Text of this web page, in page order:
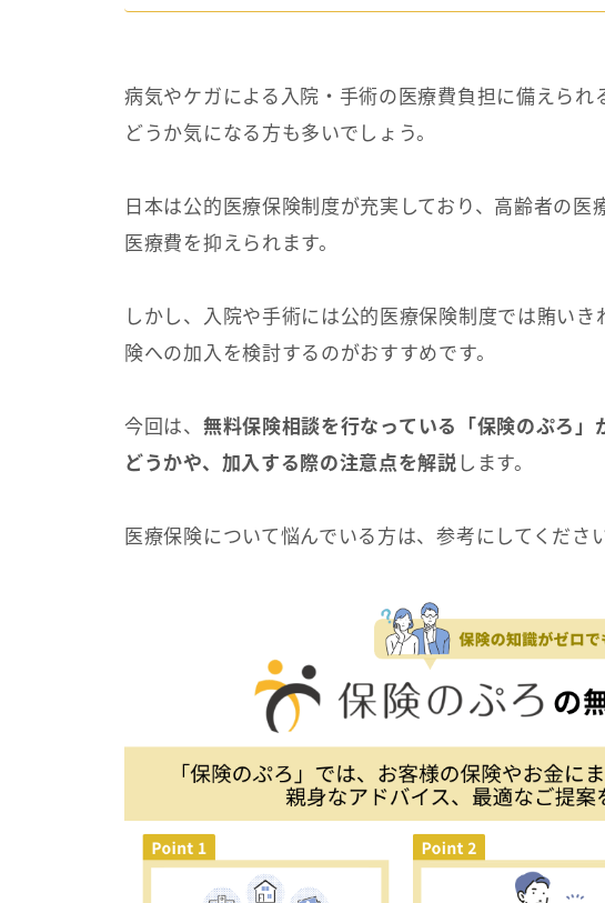
病気やケガによる入院・手術の医療費負担に備えら
どうか気になる方も多いでしょう。
日本は公的医療保険制度が充実しており、高齢者の医
医療費を抑えられます。
しかし、入院や手術には公的医療保険制度では賄い
険への加入を検討するのがおすすめです。
今回は、 無料保険相談を行なっている「保険のぷろ
どうかや、加入する際の注意点を解説 します。
医療保険について悩んでいる方は、参考にしてください